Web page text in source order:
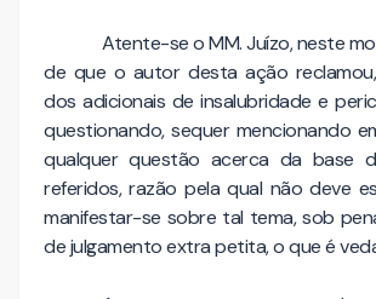
Atente-se o MM. Juízo, neste
de que o autor desta ação
dos adicionais de insalubridade e
questionando, sequer mencionando
qualquer questão acerca da base
referidos, razão pela qual não deve
manifestar-se sobre tal tema, sob
de julgamento extra petita, o que é